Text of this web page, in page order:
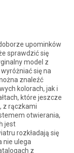
upominków
sprawdzić się
model z
się na
znaleźć
kolorach, jak i
które jeszcze
z rączkami
otwierania,
jest
rozkładają się
nie ulega
z